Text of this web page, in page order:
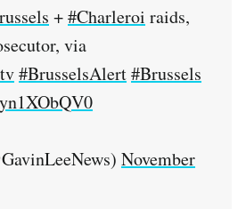
+#Charleroi raids,
via
#BrusselsAlert#Brussels
November